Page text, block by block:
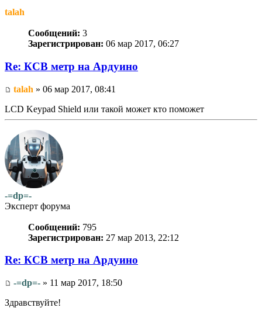
talah
Сообщений: 3
Зарегистрирован: 06 мар 2017, 06:27
Re: КСВ метр на Ардуино
talah » 06 мар 2017, 08:41
LCD Keypad Shield или такой может кто поможет
-=dp=-
Эксперт форума
Сообщений: 795
Зарегистрирован: 27 мар 2013, 22:12
Re: КСВ метр на Ардуино
-=dp=- » 11 мар 2017, 18:50
Здравствуйте!